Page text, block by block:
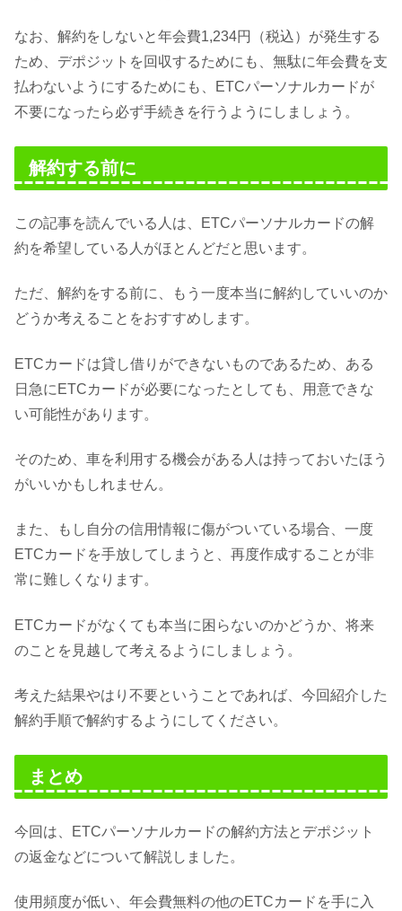
なお、解約をしないと年会費1,234円（税込）が発生する
ため、デポジットを回収するためにも、無駄に年会費を支
払わないようにするためにも、ETCパーソナルカードが
不要になったら必ず手続きを行うようにしましょう。
解約する前に
この記事を読んでいる人は、ETCパーソナルカードの解
約を希望している人がほとんどだと思います。
ただ、解約をする前に、もう一度本当に解約していいのか
どうか考えることをおすすめします。
ETCカードは貸し借りができないものであるため、ある
日急にETCカードが必要になったとしても、用意できな
い可能性があります。
そのため、車を利用する機会がある人は持っておいたほう
がいいかもしれません。
また、もし自分の信用情報に傷がついている場合、一度
ETCカードを手放してしまうと、再度作成することが非
常に難しくなります。
ETCカードがなくても本当に困らないのかどうか、将来
のことを見越して考えるようにしましょう。
考えた結果やはり不要ということであれば、今回紹介した
解約手順で解約するようにしてください。
まとめ
今回は、ETCパーソナルカードの解約方法とデポジット
の返金などについて解説しました。
使用頻度が低い、年会費無料の他のETCカードを手に入